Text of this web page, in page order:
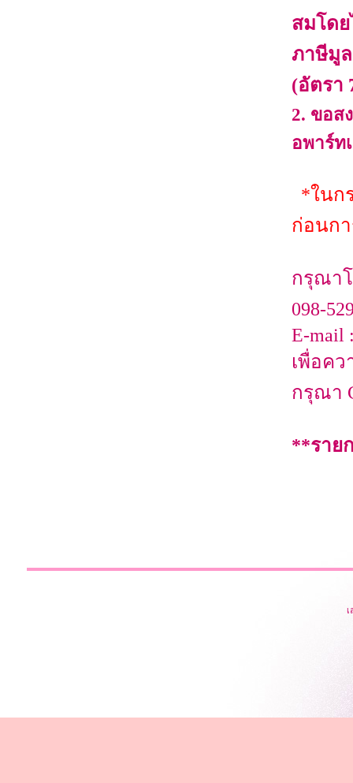
สมโด
ภาษีมู
(อัตรา
2. ขอส
อพาร์ท
*ในก
ก่อนก
กรุณาโ
098-
E-mail
เพื่อค
กรุณา
**ราย